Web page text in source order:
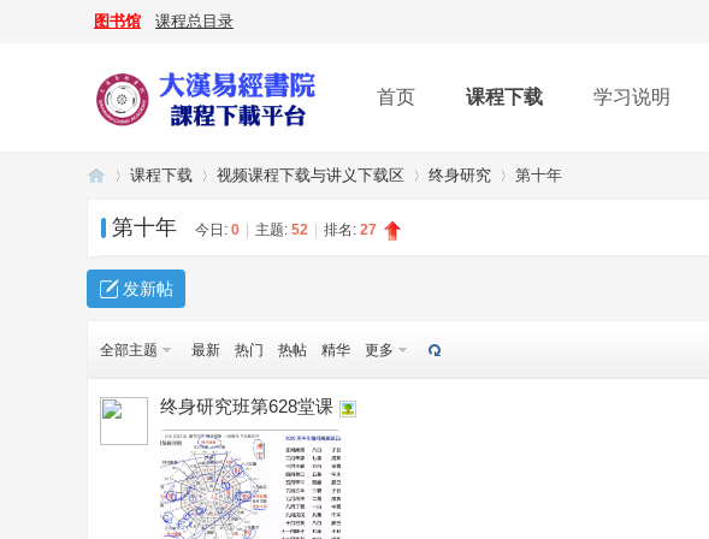
图书馆 课程总目录
首页 课程下载 学习说明
大 »
课程下载 视频课程下载与讲义下载区 终身研究 第十年
第十年 今日: 0 主题: 52 排名: 27
发新帖
全部主题 最新 热门 热帖 精华 更多
终身研究班第628堂课